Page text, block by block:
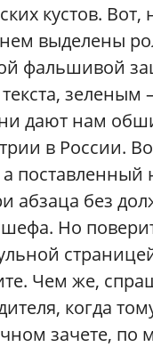
кустов.
выделены
фальшивой
зеленым
дают нам
в России.
абзаца без
Но
Чем же,
когда
зачете,